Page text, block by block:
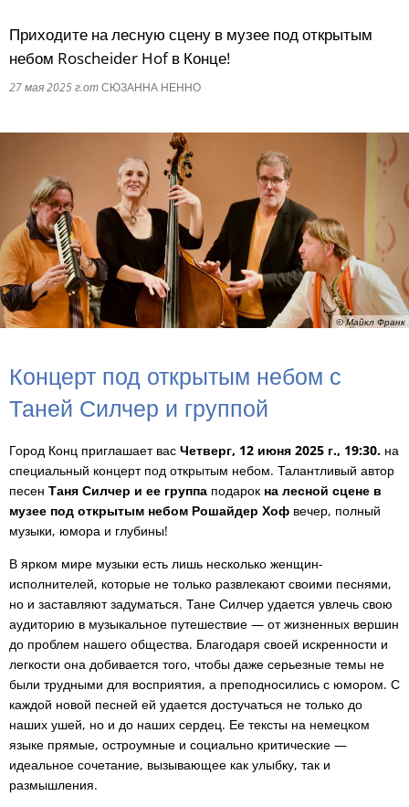
Приходите на лесную сцену в музее под открытым
небом Roscheider Hof в Конце!
27 мая 2025 г.отСЮЗАННА НЕННО
© Майкл Франк
Концерт под открытым небом с
Таней Силчер и группой
Город Конц приглашает вас Четверг, 12 июня 2025 г., 19:30. на
специальный концерт под открытым небом. Талантливый автор
песен Таня Силчер и ее группа подарок на лесной сцене в
музее под открытым небом Рошайдер Хоф вечер, полный
музыки, юмора и глубины!
В ярком мире музыки есть лишь несколько женщин-
исполнителей, которые не только развлекают своими песнями,
но и заставляют задуматься. Тане Силчер удается увлечь свою
аудиторию в музыкальное путешествие — от жизненных вершин
до проблем нашего общества. Благодаря своей искренности и
легкости она добивается того, чтобы даже серьезные темы не
были трудными для восприятия, а преподносились с юмором. С
каждой новой песней ей удается достучаться не только до
наших ушей, но и до наших сердец. Ее тексты на немецком
языке прямые, остроумные и социально критические —
идеальное сочетание, вызывающее как улыбку, так и
размышления.